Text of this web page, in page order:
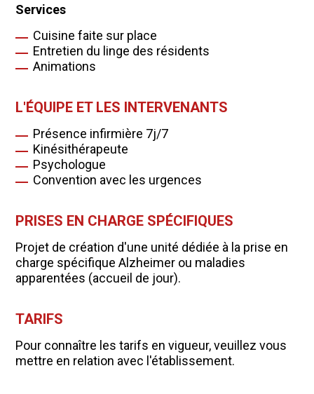
Services
Cuisine faite sur place
Entretien du linge des résidents
Animations
L'ÉQUIPE ET LES INTERVENANTS
Présence infirmière 7j/7
Kinésithérapeute
Psychologue
Convention avec les urgences
PRISES EN CHARGE SPÉCIFIQUES
Projet de création d'une unité dédiée à la prise en
charge spécifique Alzheimer ou maladies
apparentées (accueil de jour).
TARIFS
Pour connaître les tarifs en vigueur, veuillez vous
mettre en relation avec l'établissement.